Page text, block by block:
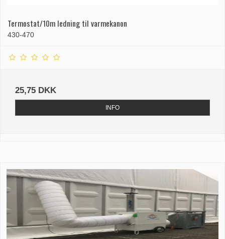
Termostat/10m ledning til varmekanon
430-470
25,75 DKK
INFO